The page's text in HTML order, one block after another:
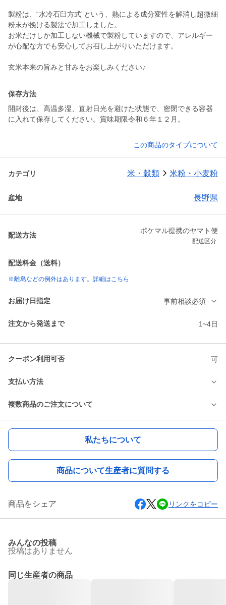
製粉は、“水冷石臼方式”という、熱による成分変性を解消し超微細
粉末が挽ける製法で加工しました。
お米だけしか加工しない機械で製粉していますので、アレルギー
が心配な方でも安心してお召し上がりいただけます。
玄米本来の旨みと甘みをお楽しみください♪
保存方法
開封後は、高温多湿、直射日光を避けた状態で、密閉できる容器
に入れて保存してください。賞味期限令和６年１２月。
この商品のタイプについて
カテゴリ 米・穀類 米粉・小麦粉
産地 長野県
配送方法
ポケマル提携のヤマト便
配送区分:
配送料金（送料）
※離島などの例外はあります。詳細はこちら
お届け日指定 事前相談必須
注文から発送まで 1~4日
クーポン利用可否 可
支払い方法
複数商品のご注文について
私たちについて
商品について生産者に質問する
商品をシェア リンクをコピー
みんなの投稿
投稿はありません
同じ生産者の商品